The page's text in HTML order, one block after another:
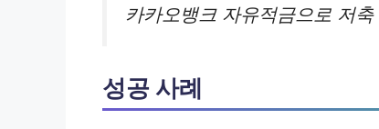
카카오뱅크 자유적금으로 저
성공 사례